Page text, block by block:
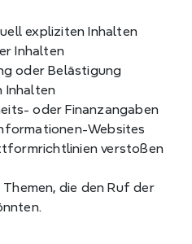
expliziten Inhalten
Inhalten
oder Belästigung
Inhalten
oder Finanzangaben
Websites
verstoßen
die den Ruf der